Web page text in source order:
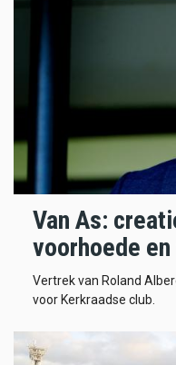
Van As:
voorhoede
Vertrek van Roland
voor Kerkraadse club.